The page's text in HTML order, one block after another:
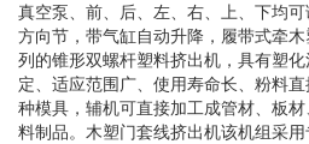
真空泵、前、后、左、右、上、下均
方向节，带气缸自动升降，履带式牵
列的锥形双螺杆塑料挤出机，具有塑
定、适应范围广、使用寿命长、粉料
种模具，辅机可直接加工成管材、板
料制品。木塑门套线挤出机该机组采